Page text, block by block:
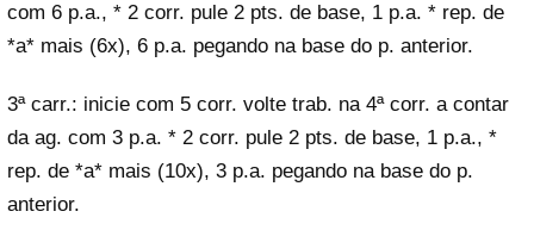
com 6 p.a., * 2 corr. pule 2 pts. de base, 1 p.a. * rep. de
*a* mais (6x), 6 p.a. pegando na base do p. anterior.
3ª carr.: inicie com 5 corr. volte trab. na 4ª corr. a contar
da ag. com 3 p.a. * 2 corr. pule 2 pts. de base, 1 p.a., *
rep. de *a* mais (10x), 3 p.a. pegando na base do p.
anterior.